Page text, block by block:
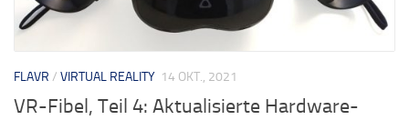
FLAVR / VIRTUAL REALITY 14 OKT., 2021
VR-Fibel, Teil 4: Aktualisierte Hardware-